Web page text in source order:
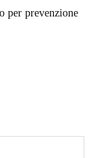
per prevenzione